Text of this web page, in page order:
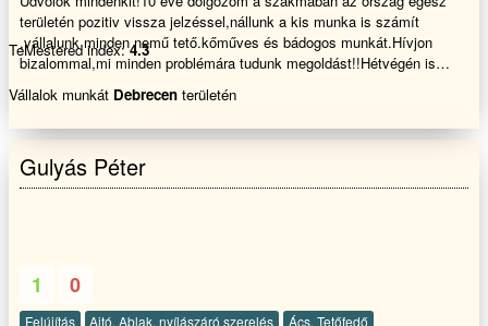
területén pozitiv vissza jelzéssel,nállunk a kis munka is számít
,vállalunk minden nemű tető.kőműves és bádogos munkát.Hívjon
bizalommal,mi minden problémára tudunk megoldást!!Hétvégén is
TeMestered index:4.3
Vállalok munkát Debrecen területén
Gulyás Péter
1 0
Felújítás Ajtó, Ablak, nyílászáró szerelés Ács, Tetőfedő